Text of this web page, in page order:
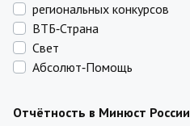
региональных конкурсов
ВТБ‑Страна
Свет
Абсолют‑Помощь
Отчётность в Минюст России